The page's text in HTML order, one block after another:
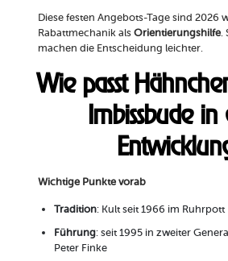
Diese festen Angebots-Tage sind 2026
Rabattmechanik als Orientierungshilfe.
machen die Entscheidung leichter.
Wie passt
Imbissbude in
Wichtige Punkte vorab
Tradition: Kult seit 1966 im Ruhrpott
Führung: seit 1995 in zweiter
Peter Finke